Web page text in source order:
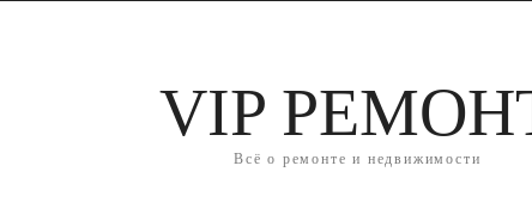
VIP
Всё о ремонте и недвижимости